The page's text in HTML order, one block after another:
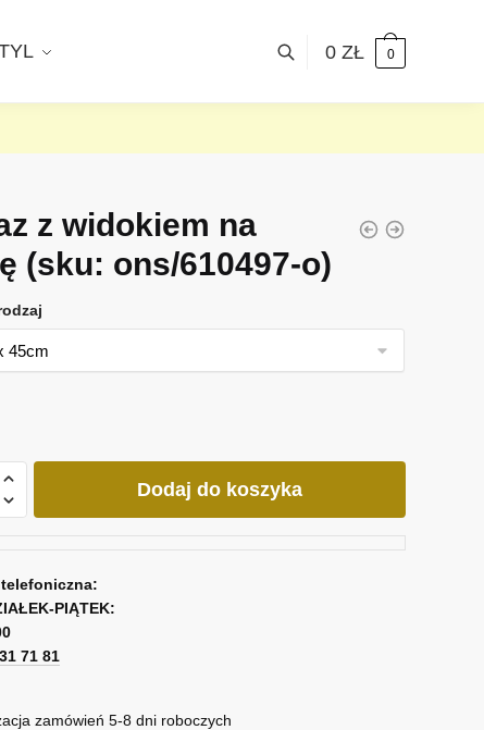
0 ZŁ 0
z widokiem na
(sku: ons/610497-o)
Dodaj do koszyka
PIĄTEK:
71 81
zamówień 5-8 dni roboczych